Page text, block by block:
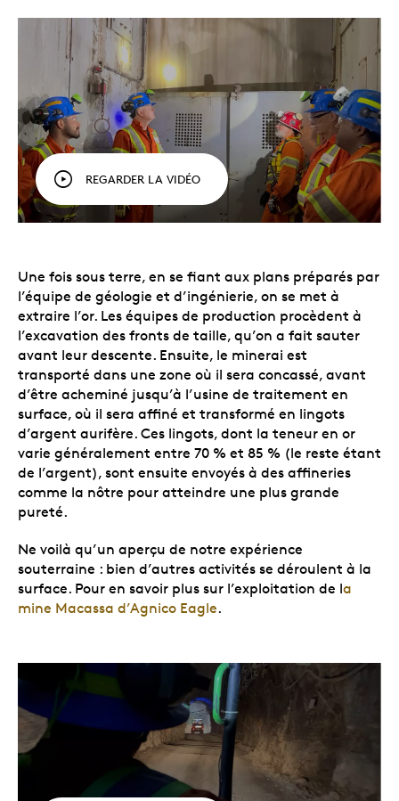
REGARDER LA VIDÉO
Une fois sous terre, en se fiant aux plans préparés par
l’équipe de géologie et d’ingénierie, on se met à
extraire l’or. Les équipes de production procèdent à
l’excavation des fronts de taille, qu’on a fait sauter
avant leur descente. Ensuite, le minerai est
transporté dans une zone où il sera concassé, avant
d’être acheminé jusqu’à l’usine de traitement en
surface, où il sera affiné et transformé en lingots
d’argent aurifère. Ces lingots, dont la teneur en or
varie généralement entre 70 % et 85 % (le reste étant
de l’argent), sont ensuite envoyés à des affineries
comme la nôtre pour atteindre une plus grande
pureté.
Ne voilà qu’un aperçu de notre expérience
souterraine : bien d’autres activités se déroulent à la
surface. Pour en savoir plus sur l’exploitation de la
mine Macassa d’Agnico Eagle.